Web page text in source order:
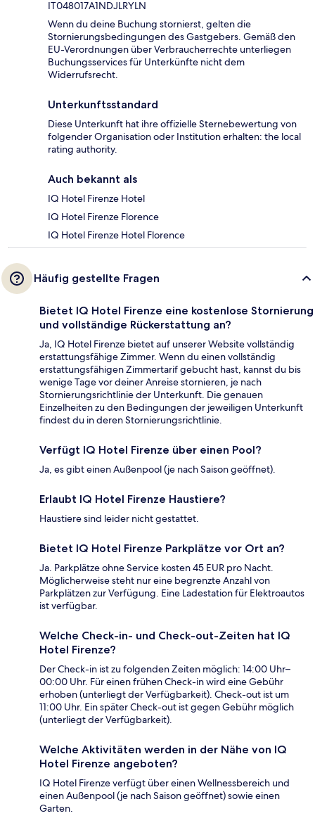
IT048017A1NDJLRYLN
Wenn du deine Buchung stornierst, gelten die
Stornierungsbedingungen des Gastgebers. Gemäß den
EU-Verordnungen über Verbraucherrechte unterliegen
Buchungsservices für Unterkünfte nicht dem
Widerrufsrecht.
Unterkunftsstandard
Diese Unterkunft hat ihre offizielle Sternebewertung von
folgender Organisation oder Institution erhalten: the local
rating authority.
Auch bekannt als
IQ Hotel Firenze Hotel
IQ Hotel Firenze Florence
IQ Hotel Firenze Hotel Florence
Häufig gestellte Fragen
Bietet IQ Hotel Firenze eine kostenlose Stornierung
und vollständige Rückerstattung an?
Ja, IQ Hotel Firenze bietet auf unserer Website vollständig
erstattungsfähige Zimmer. Wenn du einen vollständig
erstattungsfähigen Zimmertarif gebucht hast, kannst du bis
wenige Tage vor deiner Anreise stornieren, je nach
Stornierungsrichtlinie der Unterkunft. Die genauen
Einzelheiten zu den Bedingungen der jeweiligen Unterkunft
findest du in deren Stornierungsrichtlinie.
Verfügt IQ Hotel Firenze über einen Pool?
Ja, es gibt einen Außenpool (je nach Saison geöffnet).
Erlaubt IQ Hotel Firenze Haustiere?
Haustiere sind leider nicht gestattet.
Bietet IQ Hotel Firenze Parkplätze vor Ort an?
Ja. Parkplätze ohne Service kosten 45 EUR pro Nacht.
Möglicherweise steht nur eine begrenzte Anzahl von
Parkplätzen zur Verfügung. Eine Ladestation für Elektroautos
ist verfügbar.
Welche Check-in- und Check-out-Zeiten hat IQ
Hotel Firenze?
Der Check-in ist zu folgenden Zeiten möglich: 14:00 Uhr–
00:00 Uhr. Für einen frühen Check-in wird eine Gebühr
erhoben (unterliegt der Verfügbarkeit). Check-out ist um
11:00 Uhr. Ein später Check-out ist gegen Gebühr möglich
(unterliegt der Verfügbarkeit).
Welche Aktivitäten werden in der Nähe von IQ
Hotel Firenze angeboten?
IQ Hotel Firenze verfügt über einen Wellnessbereich und
einen Außenpool (je nach Saison geöffnet) sowie einen
Garten.